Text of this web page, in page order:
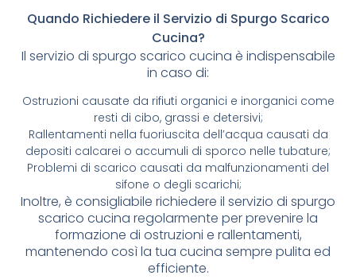
Quando Richiedere il Servizio di Spurgo Scarico
Cucina?
Il servizio di spurgo scarico cucina è indispensabile
in caso di:
Ostruzioni causate da rifiuti organici e inorganici come
resti di cibo, grassi e detersivi;
Rallentamenti nella fuoriuscita dell’acqua causati da
depositi calcarei o accumuli di sporco nelle tubature;
Problemi di scarico causati da malfunzionamenti del
sifone o degli scarichi;
Inoltre, è consigliabile richiedere il servizio di spurgo
scarico cucina regolarmente per prevenire la
formazione di ostruzioni e rallentamenti,
mantenendo così la tua cucina sempre pulita ed
efficiente.